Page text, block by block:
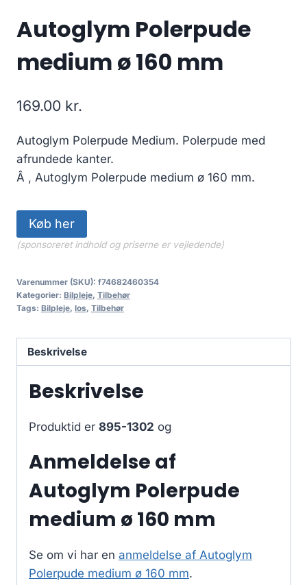
Autoglym Polerpude
medium ø 160 mm
169.00 kr.
Autoglym Polerpude Medium. Polerpude med
afrundede kanter.
Â , Autoglym Polerpude medium ø 160 mm.
Køb her
(sponsoreret indhold og priserne er vejledende)
Varenummer (SKU): f74682460354
Kategorier: Bilpleje, Tilbehør
Tags: Bilpleje, los, Tilbehør
Beskrivelse
Beskrivelse
Produktid er 895-1302 og
Anmeldelse af
Autoglym Polerpude
medium ø 160 mm
Se om vi har en anmeldelse af Autoglym
Polerpude medium ø 160 mm.